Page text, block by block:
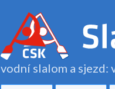
vodní slalom a sjezd: